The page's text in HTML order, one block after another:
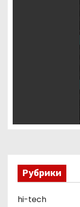
и
Рубрики
hi-tech